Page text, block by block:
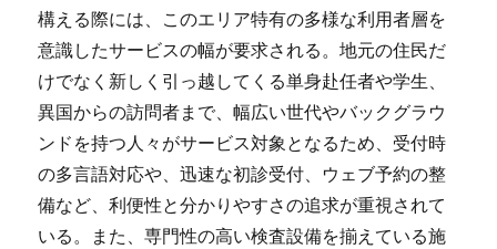
構える際には、このエリア特有の多様な利用者層を
意識したサービスの幅が要求される。地元の住民だ
けでなく新しく引っ越してくる単身赴任者や学生、
異国からの訪問者まで、幅広い世代やバックグラウ
ンドを持つ人々がサービス対象となるため、受付時
の多言語対応や、迅速な初診受付、ウェブ予約の整
備など、利便性と分かりやすさの追求が重視されて
いる。また、専門性の高い検査設備を揃えている施